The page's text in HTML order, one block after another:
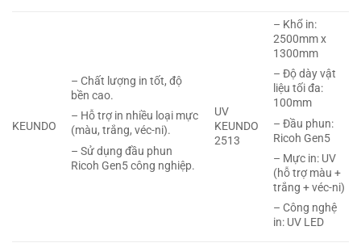
KEUNDO
– Chất lượng in tốt, độ
bền cao.
– Hỗ trợ in nhiều loại mực
(màu, trắng, véc-ni).
– Sử dụng đầu phun
Ricoh Gen5 công nghiệp.
UV
KEUNDO
2513
– Khổ in:
2500mm x
1300mm
– Độ dày vật
liệu tối đa:
100mm
– Đầu phun:
Ricoh Gen5
– Mực in: UV
(hỗ trợ màu +
trắng + véc-ni)
– Công nghệ
in: UV LED